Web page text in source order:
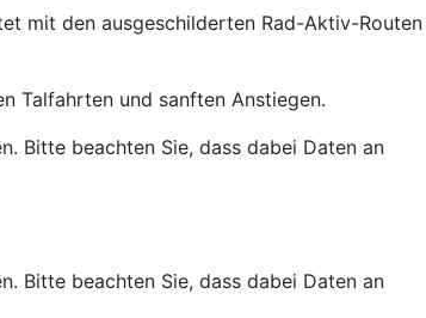
mit den ausgeschilderten Rad-Aktiv-Routen
Talfahrten und sanften Anstiegen.
Bitte beachten Sie, dass dabei Daten an
Bitte beachten Sie, dass dabei Daten an